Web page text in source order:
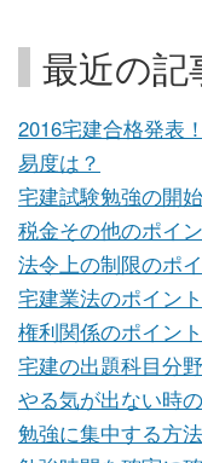
最近の記
2016宅建合格発表
易度は？
宅建試験勉強の開
税金その他のポイ
法令上の制限のポ
宅建業法のポイン
権利関係のポイン
宅建の出題科目分
やる気が出ない時
勉強に集中する方